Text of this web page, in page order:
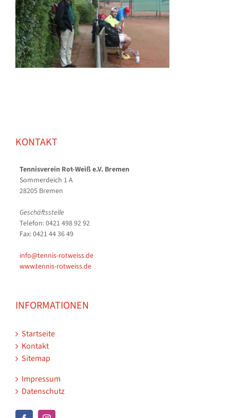
KONTAKT
Tennisverein Rot-Weiß e.V. Bremen
Sommerdeich 1 A
28205 Bremen
Geschäftsstelle
Telefon: 0421 498 92 92
Fax: 0421 44 36 49
info@tennis-rotweiss.de
www.tennis-rotweiss.de
INFORMATIONEN
Startseite
Kontakt
Sitemap
Impressum
Datenschutz